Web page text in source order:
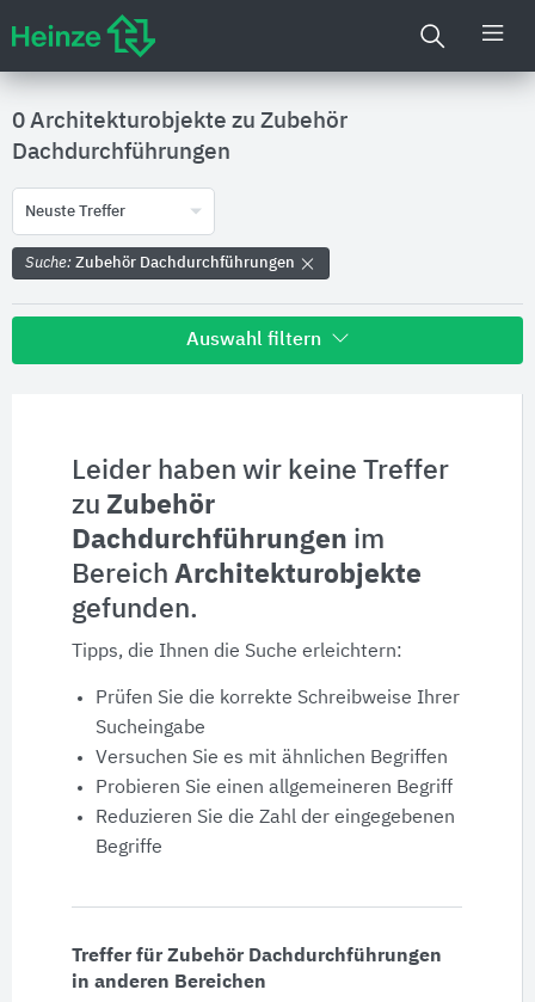
0 Architekturobjekte zu Zubehör
Dachdurchführungen
Neuste Treffer
Suche: Zubehör Dachdurchführungen
Auswahl filtern
Produktinformationen
Produktdaten
Ausschreibungstexte
CAD-Details
Architekturobjekte
Expertenprofile
Leider haben wir keine Treffer
zu Zubehör
Dachdurchführungen im
Bereich Architekturobjekte
gefunden.
Tipps, die Ihnen die Suche erleichtern:
Prüfen Sie die korrekte Schreibweise Ihrer
Sucheingabe
Versuchen Sie es mit ähnlichen Begriffen
Probieren Sie einen allgemeineren Begriff
Reduzieren Sie die Zahl der eingegebenen
Begriffe
Treffer für Zubehör Dachdurchführungen
in anderen Bereichen